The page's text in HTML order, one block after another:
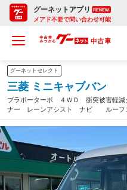
グーネットアプリ RENEW
メアド不要で問い合わせ可能
グーネットセレクト
三菱 ミニキャブバン
ブラボーターボ ４ＷＤ 衝突被害軽減
ナー レーンアシスト ナビ ルーフ
ー キーレスエントリー オートハイ
ＳＣ エアコン パワステ スペアキー